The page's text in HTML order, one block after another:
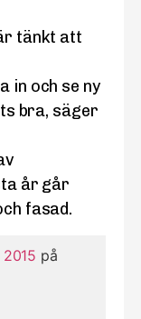
tänkt att
in och se ny
bra, säger
år går
fasad.
på